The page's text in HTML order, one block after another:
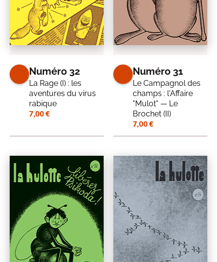
Numéro 32
La Rage (I) : les
aventures du virus
rabique
7,00€
Numéro 31
Le Campagnol des
champs : l'Affaire
"Mulot" — Le
Brochet (II)
7,00€